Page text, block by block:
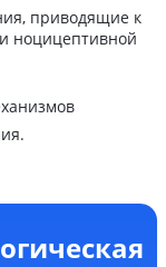
приводящие к
ноцицептивной